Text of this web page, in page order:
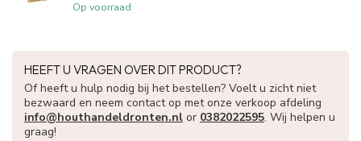
Op voorraad
HEEFT U VRAGEN OVER DIT PRODUCT?
Of heeft u hulp nodig bij het bestellen? Voelt u zicht niet
bezwaard en neem contact op met onze verkoop afdeling
info@houthandeldronten.nl or 0382022595. Wij helpen u
graag!